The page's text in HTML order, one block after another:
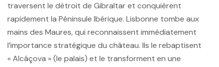
traversent le détroit de Gibraltar et conquièrent
rapidement la Péninsule Ibérique. Lisbonne tombe aux
mains des Maures, qui reconnaissent immédiatement
l’importance stratégique du château. Ils le rebaptisent
« Alcáçova » (le palais) et le transforment en une